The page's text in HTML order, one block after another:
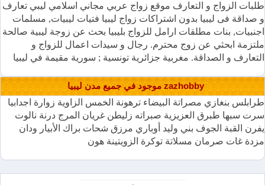
طلبات الزواج و التعارف موقع زواج عربي مجاني اسلامي ليبي تعارف
و صداقة فى ليبيا بدون اشتراكات زواج ليبيا فتيات ليبيات, مسلمات
اجنبيات, بنات مطلقات ارامل للزواج بليبيا بحث عن زوجة ليبية صالحة
ملتزمة ابحثي عن زوج محترم. رجال و سيدات اعمال للزواج و
التعارف و الصداقة. مغربية جزائرية تونسية ; سورية مقيمة في ليبيا
موجود في جميع مدن ليبيا zazhobby
طرابلس بنغازي مصراتة البيضاء ترهونة الخمس الزاوية زوارة اجدابيا
سرت سبها طبرق العزيزية صبراته زليطن غريان المرج درنة نالوت
يفرن القبة الجوف بني وليد أوباري مرزق شحات براك الأبيار ودان
مزدة غات صرمان مسلاتة توكرة الزويتينة هون